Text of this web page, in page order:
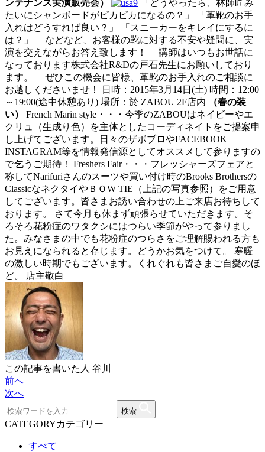
ンテナンス実演販売会）
「どうやったら、林師匠み
たいにシャンボードがピカピカになるの？」 「革靴のお手
入れはどうすれば良い？」 「スニーカーをキレイにするに
は？」 などなど、お客様の靴に対する不安や疑問に、実
演を交えながらお答え致します！ 講師はいつもお世話に
なっております株式会社R&Dの戸石先生にお願いしており
ます。 ぜひこの機会に皆様、革靴のお手入れのご相談に
お越しくださいませ！ 日時：2015年3月14日(土) 時間：12:00
～19:00(途中休憩あり) 場所：於 ZABOU 2F店内
（春の装
い）
French Marin style・・・今季のZABOUはネイビーやエ
クリュ（生成り色）を主体としたコーディネイトをご提案申
し上げてございます。日々のザボブロやFACEBOOK
INSTAGRAM等を情報発信源としてオススメして参りますの
で乞うご期待！ Freshers Fair・・・フレッシャーズフェアと
称してNarifuriさんのスーツや買い付け時のBrooks Brothersの
ClassicなネクタイやＢＯW TIE（上記の写真参照）をご用意
してございます。皆さまお誘い合わせの上ご来店お待ちして
おります。 さて今月も休まず頑張らせていただきます。そ
ろそろ花粉症のワタクシにはつらい季節がやって参りまし
た。みなさまの中でも花粉症のつらさをご理解賜われる方も
お見えになられると存じます。どうかお気をつけて。 寒暖
の激しい時期でもございます。くれぐれも皆さまご自愛のほ
ど。 店主敬白
この記事を書いた人 谷川
前へ
次へ
検索
CATEGORYカテゴリー
すべて